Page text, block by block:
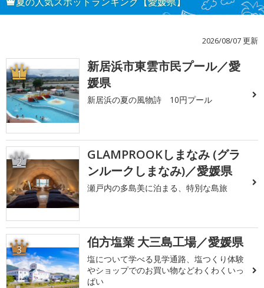
2026/08/07 更新
1
新居浜市東雲市民プール／愛
媛県
新居浜の夏の風物詩 10円プール
2
GLAMPROOKしまなみ (グラ
ンルークしまなみ)／愛媛県
瀬戸内の多島美に泊まる、特別な島旅
3 伯方塩業 大三島工場／愛媛県
塩について学べる見学通路、塩つくり体験
やショップでのお買い物などわくわくいっ
ぱい